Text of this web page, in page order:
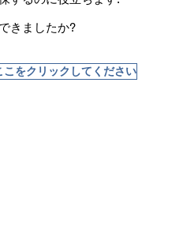
きましたか?
をクリックしてください